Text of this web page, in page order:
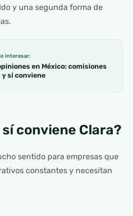
y una segunda forma de
interesar:
en México: comisiones
y si conviene
conviene Clara?
sentido para empresas que
constantes y necesitan